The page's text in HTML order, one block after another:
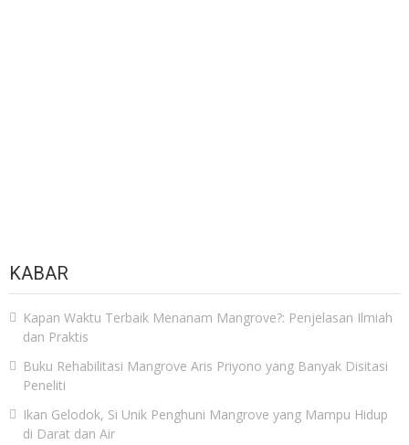
KABAR
Kapan Waktu Terbaik Menanam Mangrove?: Penjelasan Ilmiah
dan Praktis
Buku Rehabilitasi Mangrove Aris Priyono yang Banyak Disitasi
Peneliti
Ikan Gelodok, Si Unik Penghuni Mangrove yang Mampu Hidup
di Darat dan Air